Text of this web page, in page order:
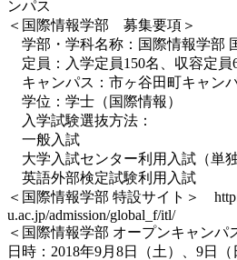
ンパス
＜国際情報学部 募集要項＞
学部・学科名称：国際情報学部
定員：入学定員150名、収容定員
キャンパス：市ヶ谷田町キャン
学位：学士（国際情報）
入学試験選抜方法：
一般入試
大学入試センター利用入試（単
英語外部検定試験利用入試
＜国際情報学部 特設サイト＞
u.ac.jp/admission/global_f/itl/
＜国際情報学部 オープンキャンパ
日時：2018年9月8日（土）、9日（